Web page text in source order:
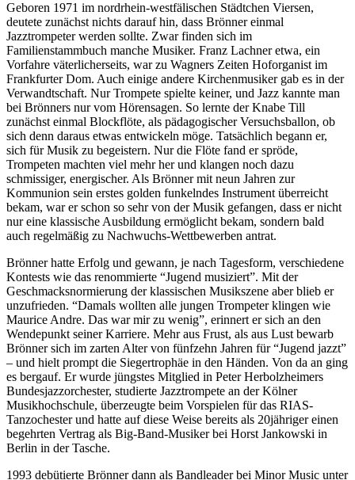
Geboren 1971 im nordrhein-westfälischen Städtchen Viersen,
deutete zunächst nichts darauf hin, dass Brönner einmal
Jazztrompeter werden sollte. Zwar finden sich im
Familienstammbuch manche Musiker. Franz Lachner etwa, ein
Vorfahre väterlicherseits, war zu Wagners Zeiten Hoforganist im
Frankfurter Dom. Auch einige andere Kirchenmusiker gab es in der
Verwandtschaft. Nur Trompete spielte keiner, und Jazz kannte man
bei Brönners nur vom Hörensagen. So lernte der Knabe Till
zunächst einmal Blockflöte, als pädagogischer Versuchsballon, ob
sich denn daraus etwas entwickeln möge. Tatsächlich begann er,
sich für Musik zu begeistern. Nur die Flöte fand er spröde,
Trompeten machten viel mehr her und klangen noch dazu
schmissiger, energischer. Als Brönner mit neun Jahren zur
Kommunion sein erstes golden funkelndes Instrument überreicht
bekam, war er schon so sehr von der Musik gefangen, dass er nicht
nur eine klassische Ausbildung ermöglicht bekam, sondern bald
auch regelmäßig zu Nachwuchs-Wettbewerben antrat.
Brönner hatte Erfolg und gewann, je nach Tagesform, verschiedene
Kontests wie das renommierte “Jugend musiziert”. Mit der
Geschmacksnormierung der klassischen Musikszene aber blieb er
unzufrieden. “Damals wollten alle jungen Trompeter klingen wie
Maurice Andre. Das war mir zu wenig”, erinnert er sich an den
Wendepunkt seiner Karriere. Mehr aus Frust, als aus Lust bewarb
Brönner sich im zarten Alter von fünfzehn Jahren für “Jugend jazzt”
– und hielt prompt die Siegertrophäe in den Händen. Von da an ging
es bergauf. Er wurde jüngstes Mitglied in Peter Herbolzheimers
Bundesjazzorchester, studierte Jazztrompete an der Kölner
Musikhochschule, überzeugte beim Vorspielen für das RIAS-
Tanzochester und hatte auf diese Weise bereits als 20jähriger einen
begehrten Vertrag als Big-Band-Musiker bei Horst Jankowski in
Berlin in der Tasche.
1993 debütierte Brönner dann als Bandleader bei Minor Music unter